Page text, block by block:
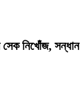
নিখোঁজ, সন্ধান